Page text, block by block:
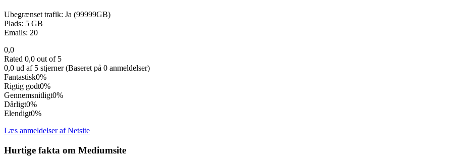
Ubegrænset trafik: Ja (99999GB)
Plads: 5 GB
Emails: 20
0,0
Rated 0,0 out of 5
0,0 ud af 5 stjerner (Baseret på 0 anmeldelser)
Fantastisk0%
Rigtig godt0%
Gennemsnitligt0%
Dårligt0%
Elendigt0%
Læs anmeldelser af Netsite
Hurtige fakta om Mediumsite